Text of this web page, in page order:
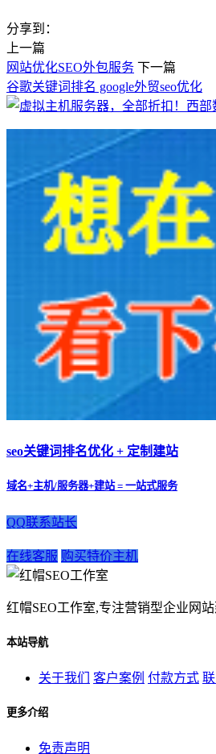
分享到：
上一篇
网站优化SEO外包服务 下一篇
谷歌关键词排名 google外贸seo优化
seo关键词排名优化 + 定制建站
域名+主机/服务器+建站 = 一站式服务
QQ联系站长
在线客服 购买特价主机
红帽SEO工作室,专注营销型企业网
本站导航
关于我们 客户案例 付款方式
更多介绍
免责声明